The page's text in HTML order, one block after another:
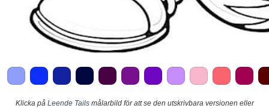
Klicka på Leende Tailsmålarbild för att se den utskrivbara versionen eller